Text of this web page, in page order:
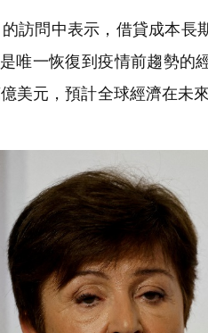
訪問中表示，借貸成本長
唯一恢復到疫情前趨勢的
美元，預計全球經濟在未